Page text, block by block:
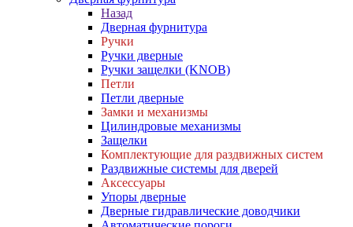
Назад
Дверная фурнитура
Ручки
Ручки дверные
Ручки защелки (KNOB)
Петли
Петли дверные
Замки и механизмы
Цилиндровые механизмы
Защелки
Комплектующие для раздвижных систем
Раздвижные системы для дверей
Аксессуары
Упоры дверные
Дверные гидравлические доводчики